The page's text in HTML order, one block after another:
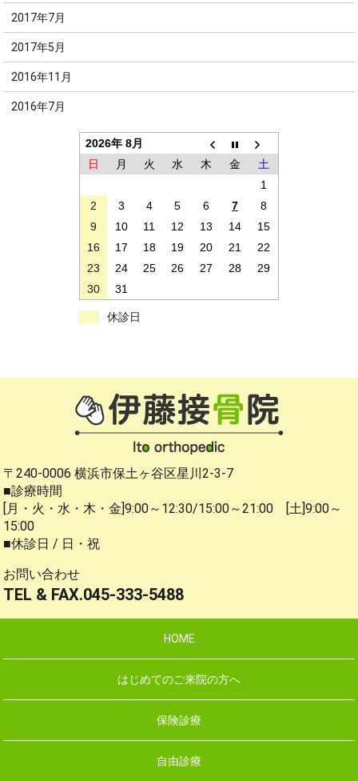
2017年7月
2017年5月
2016年11月
2016年7月
2026年 8月
日
月 火 水 木 金
土
1
2
3 4 5 6 7
8
9
10 11 12 13 14
15
16
17 18 19 20 21
22
23
24 25 26 27 28
29
30
31
休診日
〒240-0006 横浜市保土ヶ谷区星川2-3-7
■診療時間
[月・火・水・木・金]9:00～12:30/15:00～21:00 [土]9:00～
15:00
■休診日 / 日・祝
お問い合わせ
TEL & FAX.045-333-5488
HOME
はじめてのご来院の方へ
保険診療
自由診療